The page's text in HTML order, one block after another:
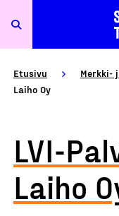
Etusivu Merkki-
Laiho Oy
LVI-
Laiho